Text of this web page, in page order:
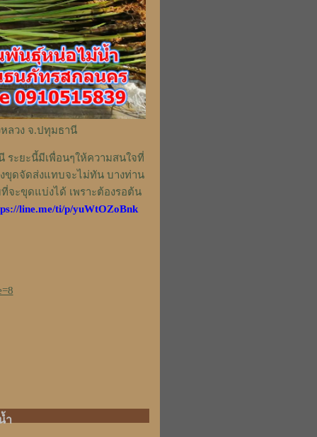
ลวง จ.ปทุมธานี
ระยะนี้มีเพื่อนๆให้ความสนใจที่
ขุดจัดส่งแทบจะไม่ทัน บางท่าน
จะขุดแบ่งได้ เพราะต้องรอต้น
line.me/ti/p/yuWtOZoBnk
ำ